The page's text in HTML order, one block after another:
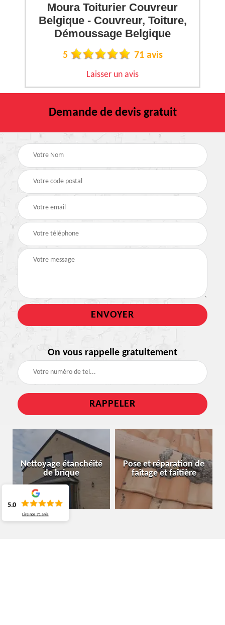
Moura Toiturier Couvreur
Belgique - Couvreur, Toiture,
Démoussage Belgique
5 71 avis
Laisser un avis
Demande de devis gratuit
On vous rappelle gratuitement
Nettoyage étanchéité
de brique
Pose et réparation de
faîtage et faîtière
5.0
Lire nos71 avis